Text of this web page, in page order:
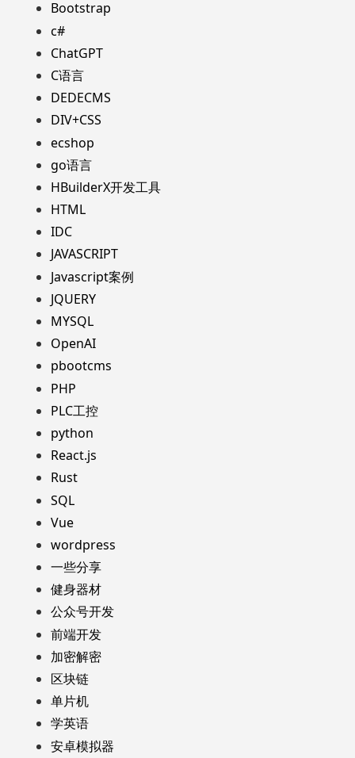
Bootstrap
c#
ChatGPT
C语言
DEDECMS
DIV+CSS
ecshop
go语言
HBuilderX开发工具
HTML
IDC
JAVASCRIPT
Javascript案例
JQUERY
MYSQL
OpenAI
pbootcms
PHP
PLC工控
python
React.js
Rust
SQL
Vue
wordpress
一些分享
健身器材
公众号开发
前端开发
加密解密
区块链
单片机
学英语
安卓模拟器